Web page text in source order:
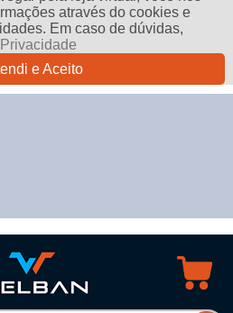
através do cookies e
Em caso de dúvidas,
e Aceito